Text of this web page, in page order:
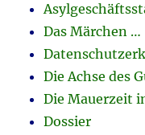
Das Märchen …
Die Achse des
Die Mauerzeit
Dossier